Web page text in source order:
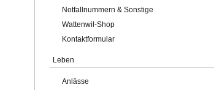
Notfallnummern & Sonstige
Wattenwil-Shop
Kontaktformular
Leben
Anlässe